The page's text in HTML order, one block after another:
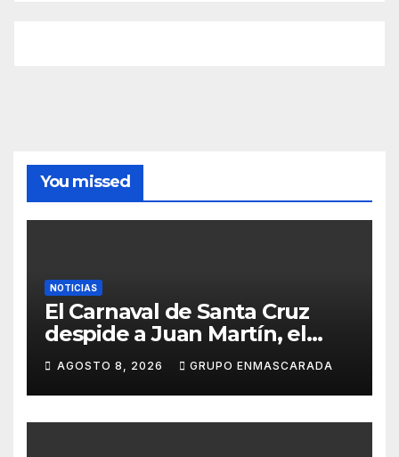
You missed
NOTICIAS
El Carnaval de Santa Cruz
despide a Juan Martín, el
inolvidable «Cristóbal Colón»
AGOSTO 8, 2026 GRUPO ENMASCARADA